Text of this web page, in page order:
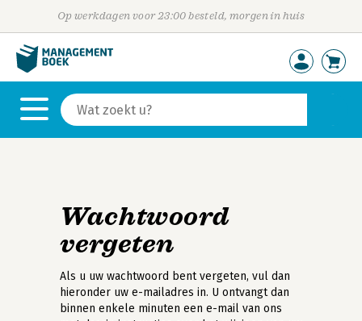
Op werkdagen voor 23:00 besteld, morgen in huis
Wachtwoord
vergeten
Als u uw wachtwoord bent vergeten, vul dan
hieronder uw e-mailadres in. U ontvangt dan
binnen enkele minuten een e-mail van ons